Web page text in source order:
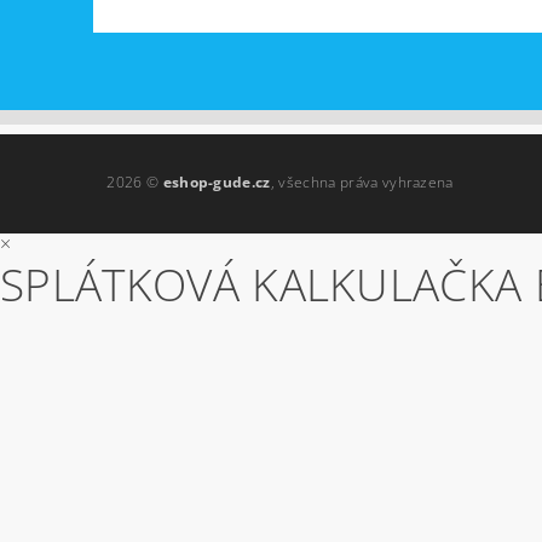
2026 © eshop-gude.cz, všechna práva vyhrazena
×
SPLÁTKOVÁ KALKULAČKA